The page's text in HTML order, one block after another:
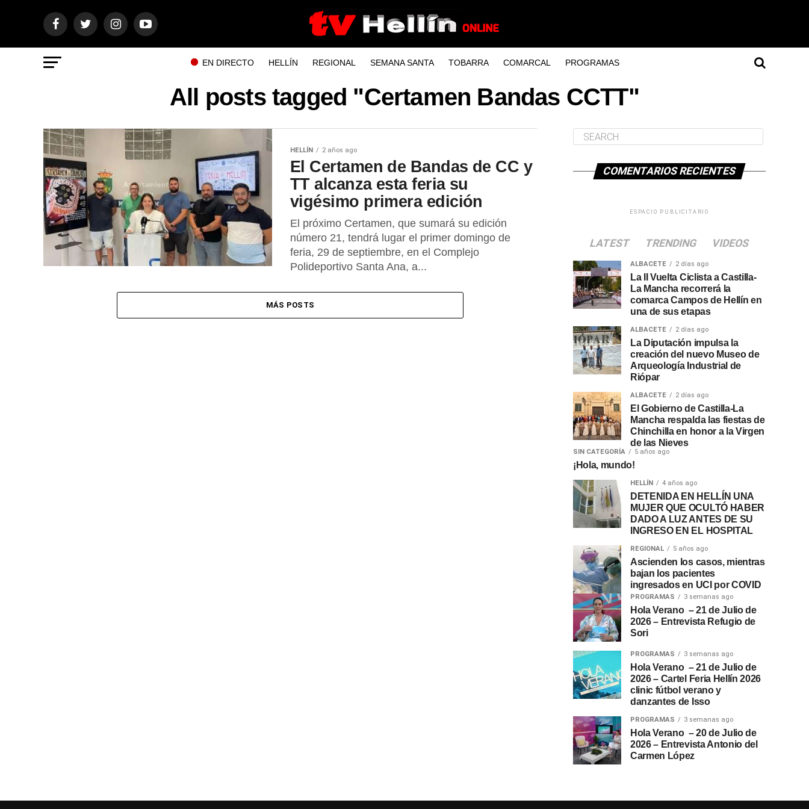
EN DIRECTO HELLÍN REGIONAL SEMANA SANTA TOBARRA COMARCAL PROGRAMAS
All posts tagged "Certamen Bandas CCTT"
HELLÍN 2 años ago
El Certamen de Bandas de CC y
TT alcanza esta feria su
vigésimo primera edición
El próximo Certamen, que sumará su edición
número 21, tendrá lugar el primer domingo de
feria, 29 de septiembre, en el Complejo
Polideportivo Santa Ana, a...
MÁS POSTS
COMENTARIOS RECIENTES
ESPACIO PUBLICITARIO
LATEST TRENDING VIDEOS
ALBACETE 2 días ago
La II Vuelta Ciclista a Castilla-
La Mancha recorrerá la
comarca Campos de Hellín en
una de sus etapas
ALBACETE 2 días ago
La Diputación impulsa la
creación del nuevo Museo de
Arqueología Industrial de
Riópar
ALBACETE 2 días ago
El Gobierno de Castilla-La
Mancha respalda las fiestas de
Chinchilla en honor a la Virgen
de las Nieves
SIN CATEGORÍA 5 años ago
¡Hola, mundo!
HELLÍN 4 años ago
DETENIDA EN HELLÍN UNA
MUJER QUE OCULTÓ HABER
DADO A LUZ ANTES DE SU
INGRESO EN EL HOSPITAL
REGIONAL 5 años ago
Ascienden los casos, mientras
bajan los pacientes
ingresados en UCI por COVID
PROGRAMAS 3 semanas ago
Hola Verano – 21 de Julio de
2026 – Entrevista Refugio de
Sori
PROGRAMAS 3 semanas ago
Hola Verano – 21 de Julio de
2026 – Cartel Feria Hellín 2026
clinic fútbol verano y
danzantes de Isso
PROGRAMAS 3 semanas ago
Hola Verano – 20 de Julio de
2026 – Entrevista Antonio del
Carmen López